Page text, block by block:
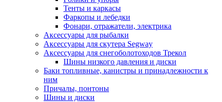
Тенты и каркасы
Фаркопы и лебедки
Фонари, отражатели, электрика
Аксессуары для рыбалки
Аксессуары для скутера Segway
Аксессуары для снегоболотоходов Трекол
Шины низкого давления и диски
Баки топливные, канистры и принадлежности к
ним
Причалы, понтоны
Шины и диски